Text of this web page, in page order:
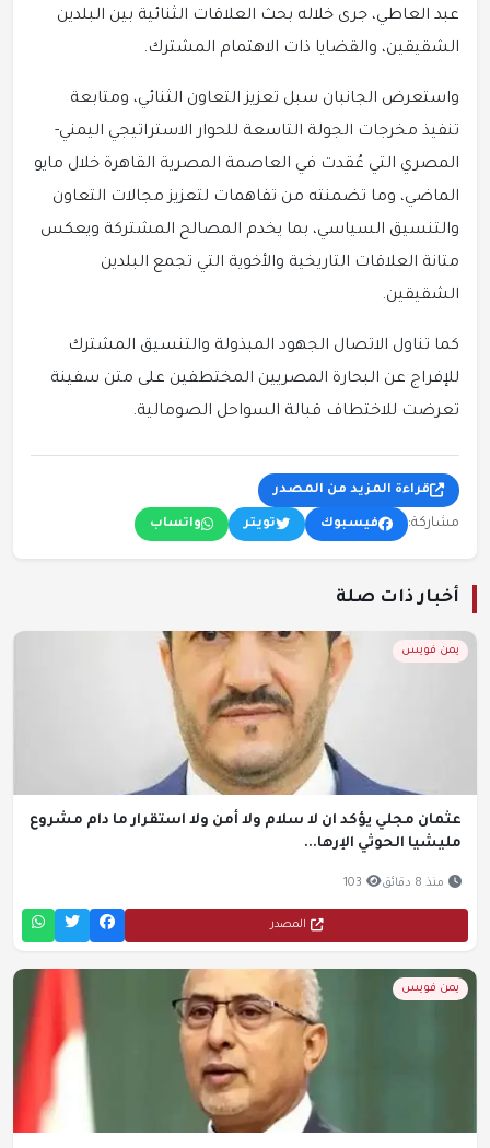
عبد العاطي، جرى خلاله بحث العلاقات الثنائية بين البلدين
الشقيقين، والقضايا ذات الاهتمام المشترك.
واستعرض الجانبان سبل تعزيز التعاون الثنائي، ومتابعة
تنفيذ مخرجات الجولة التاسعة للحوار الاستراتيجي اليمني-
المصري التي عُقدت في العاصمة المصرية القاهرة خلال مايو
الماضي، وما تضمنته من تفاهمات لتعزيز مجالات التعاون
والتنسيق السياسي، بما يخدم المصالح المشتركة ويعكس
متانة العلاقات التاريخية والأخوية التي تجمع البلدين
الشقيقين.
كما تناول الاتصال الجهود المبذولة والتنسيق المشترك
للإفراج عن البحارة المصريين المختطفين على متن سفينة
تعرضت للاختطاف قبالة السواحل الصومالية.
قراءة المزيد من المصدر
مشاركة: فيسبوك تويتر واتساب
أخبار ذات صلة
يمن فويس
عثمان مجلي يؤكد ان لا سلام ولا أمن ولا استقرار ما دام مشروع
مليشيا الحوثي الإرها...
منذ 8 دقائق 103
المصدر
يمن فويس